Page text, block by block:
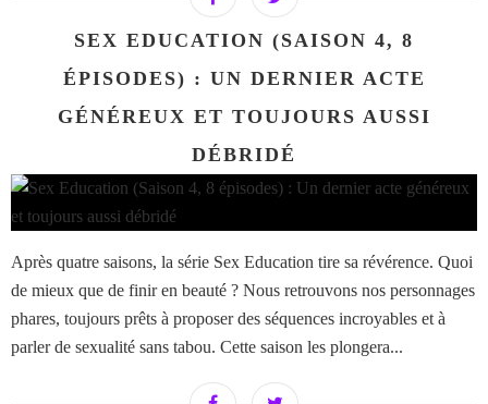
SEX EDUCATION (SAISON 4, 8
ÉPISODES) : UN DERNIER ACTE
GÉNÉREUX ET TOUJOURS AUSSI
DÉBRIDÉ
Après quatre saisons, la série Sex Education tire sa révérence. Quoi
de mieux que de finir en beauté ? Nous retrouvons nos personnages
phares, toujours prêts à proposer des séquences incroyables et à
parler de sexualité sans tabou. Cette saison les plongera...